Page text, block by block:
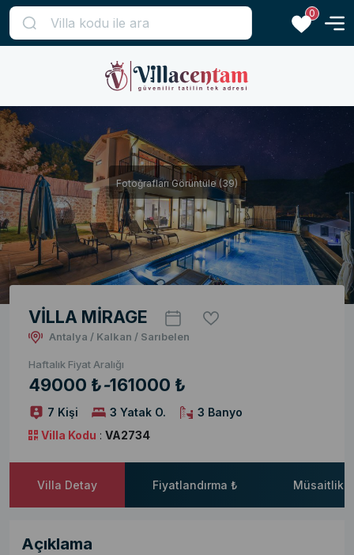
0
Fotoğrafları Görüntüle (39)
VİLLA MİRAGE
Antalya / Kalkan / Sarıbelen
Haftalık Fiyat Aralığı
49000 ₺-161000 ₺
7 Kişi 3 Yatak O.
3 Banyo
Villa Kodu : VA2734
Villa Detay Fiyatlandırma ₺ Müsaitlik
Açıklama